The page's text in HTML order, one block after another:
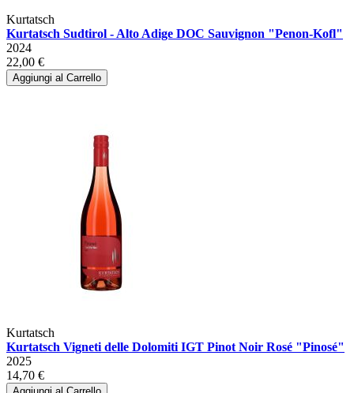
Kurtatsch
Kurtatsch Sudtirol - Alto Adige DOC Sauvignon "Penon-Kofl"
2024
22,00 €
Aggiungi al Carrello
Kurtatsch
Kurtatsch Vigneti delle Dolomiti IGT Pinot Noir Rosé "Pinosé"
2025
14,70 €